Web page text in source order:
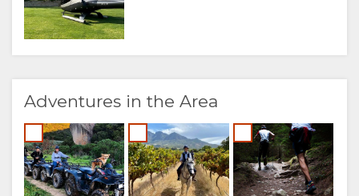
Adventures in the Area